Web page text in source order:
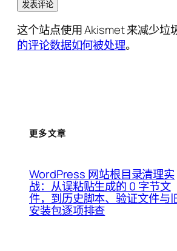
这个站点使用 Akismet 来减少垃
的评论数据如何被处理。
更多文章
WordPress 网站根目录清理实
战：从误粘贴生成的 0 字节文
件，到历史脚本、验证文件与
安装包逐项排查